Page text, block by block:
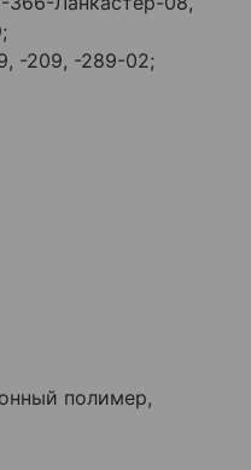
-209, -289-02;
полимер,